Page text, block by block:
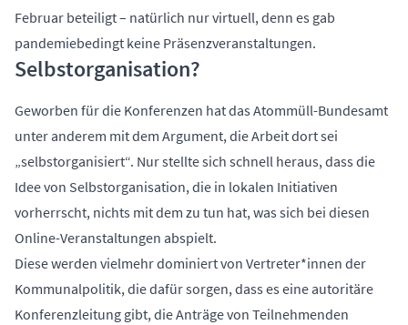
Februar beteiligt – natürlich nur virtuell, denn es gab
pandemiebedingt keine Präsenzveranstaltungen.
Selbstorganisation?
Geworben für die Konferenzen hat das Atommüll-Bundesamt
unter anderem mit dem Argument, die Arbeit dort sei
„selbstorganisiert“. Nur stellte sich schnell heraus, dass die
Idee von Selbstorganisation, die in lokalen Initiativen
vorherrscht, nichts mit dem zu tun hat, was sich bei diesen
Online-Veranstaltungen abspielt.
Diese werden vielmehr dominiert von Vertreter*innen der
Kommunalpolitik, die dafür sorgen, dass es eine autoritäre
Konferenzleitung gibt, die Anträge von Teilnehmenden